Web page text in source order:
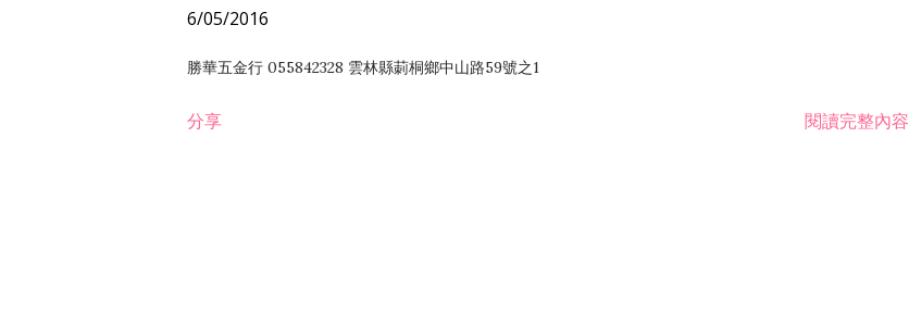
6/05/2016
勝華五金行 055842328 雲林縣莿桐鄉中山路59號之1
分享 閱讀完整內容